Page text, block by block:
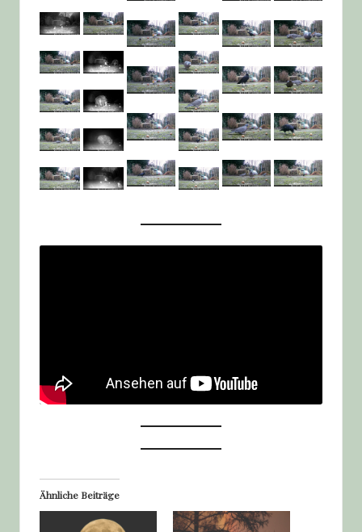
Ähnliche Beiträge